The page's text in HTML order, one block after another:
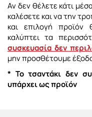
Αν δεν θέλετε κάτι
καλέσετε και να την
και επιλογή
καλύπτει τα
συσκευασία δεν
μην προσθέτουμε
* Το τσαντάκι δεν
υπάρχει ως προϊόν